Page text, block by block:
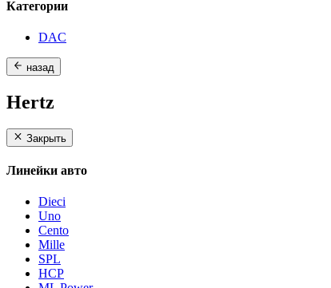
Категории
DAC
назад
Hertz
Закрыть
Линейки авто
Dieci
Uno
Cento
Mille
SPL
HCP